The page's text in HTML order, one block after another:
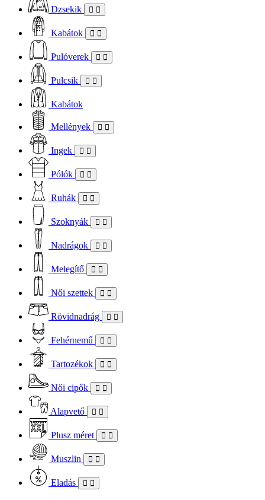
Dzsekik
Kabátok
Pulóverek
Pulcsik
Kabátok
Mellények
Ingek
Pólók
Ruhák
Szoknyák
Nadrágok
Melegítő
Női szettek
Rövidnadrág
Fehérnemű
Tartozékok
Női cipők
Alapvető
Plusz méret
Muszlin
Eladás